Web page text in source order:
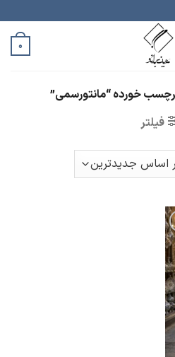
0
خورده “مانتورسمی”
فیلتر